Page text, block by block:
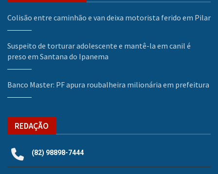
Colisão entre caminhão e van deixa motorista ferido em Pilar
Suspeito de torturar adolescente e mantê-la em canil é
preso em Santana do Ipanema
Banco Master: PF apura roubalheira milionária em prefeitura
REDAÇÃO
(82) 98898-7444